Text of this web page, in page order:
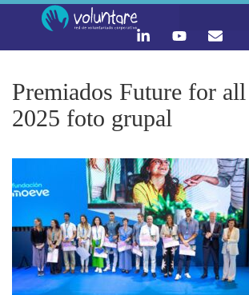
Premiados Future for
2025 foto grupal